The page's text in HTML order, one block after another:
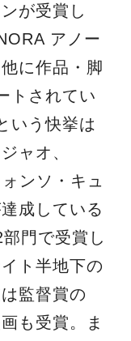
が受賞し
アノー
に作品・脚
トされてい
いう快挙は
ャオ、
ンソ・キュ
成している
門で受賞し
ト半地下の
監督賞の
も受賞。ま